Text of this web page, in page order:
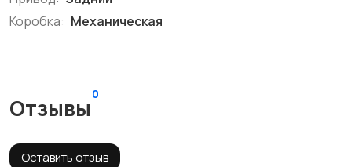
Коробка: Механическая
Отзывы
0
Оставить отзыв